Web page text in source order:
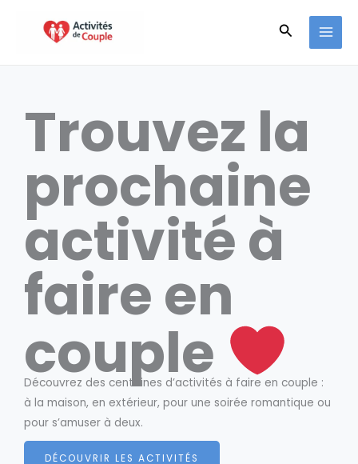
Trouvez la
prochaine
activité à
faire en
couple
Découvrez des centaines d’activités à faire en couple :
à la maison, en extérieur, pour une soirée romantique ou
pour s’amuser à deux.
DÉCOUVRIR LES ACTIVITÉS